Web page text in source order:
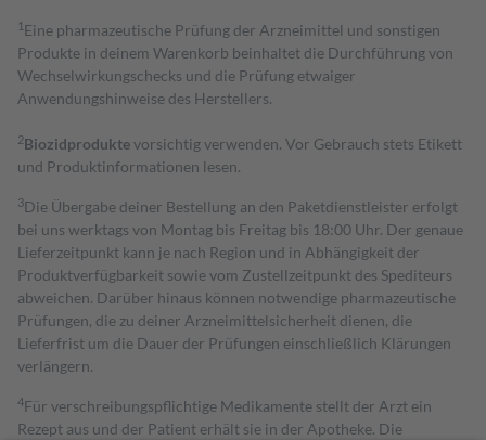
1 Eine pharmazeutische Prüfung der Arzneimittel und sonstigen
Produkte in deinem Warenkorb beinhaltet die Durchführung von
Wechselwirkungschecks und die Prüfung etwaiger
Anwendungshinweise des Herstellers.
2Biozidproduktevorsichtig verwenden. Vor Gebrauch stets Etikett
und Produktinformationen lesen.
3Die Übergabe deiner Bestellung an den Paketdienstleister erfolgt
bei uns werktags von Montag bis Freitag bis 18:00 Uhr. Der genaue
Lieferzeitpunkt kann je nach Region und in Abhängigkeit der
Produktverfügbarkeit sowie vom Zustellzeitpunkt des Spediteurs
abweichen. Darüber hinaus können notwendige pharmazeutische
Prüfungen, die zu deiner Arzneimittelsicherheit dienen, die
Lieferfrist um die Dauer der Prüfungen einschließlich Klärungen
verlängern.
4Für verschreibungspflichtige Medikamente stellt der Arzt ein
Rezept aus und der Patient erhält sie in der Apotheke. Die